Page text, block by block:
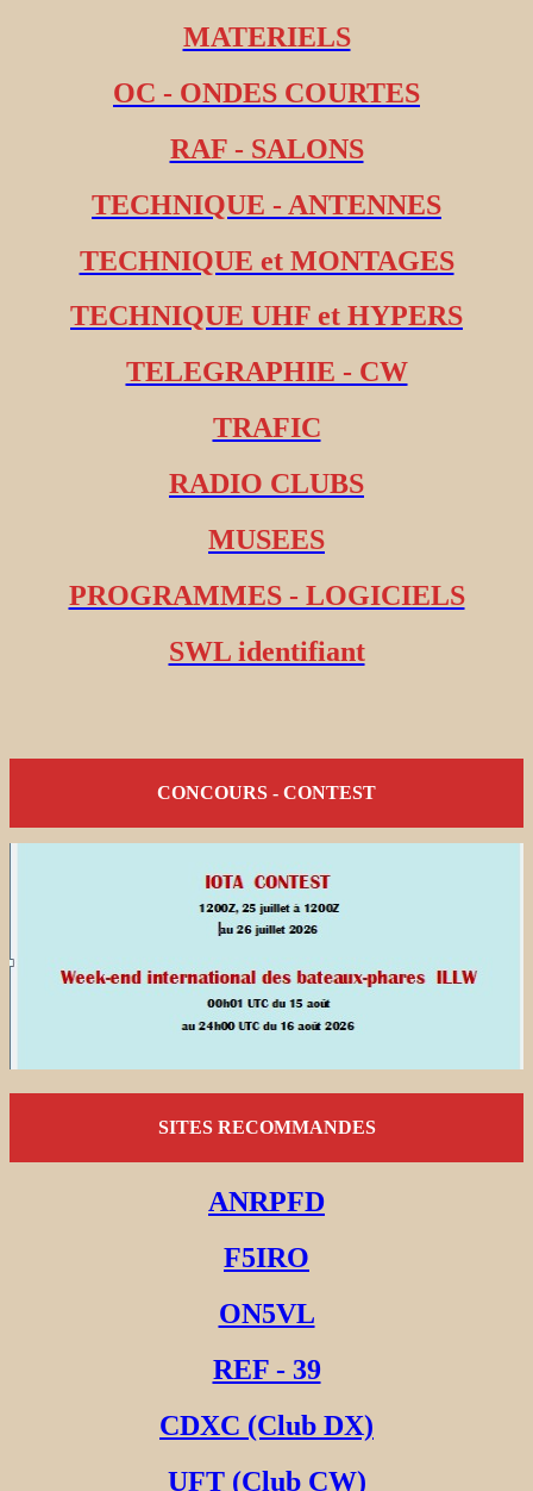
MATERIELS
OC - ONDES COURTES
RAF - SALONS
TECHNIQUE - ANTENNES
TECHNIQUE et MONTAGES
TECHNIQUE UHF et HYPERS
TELEGRAPHIE - CW
TRAFIC
RADIO CLUBS
MUSEES
PROGRAMMES - LOGICIELS
SWL identifiant
CONCOURS - CONTEST
SITES RECOMMANDES
ANRPFD
F5IRO
ON5VL
REF - 39
CDXC (Club DX)
UFT (Club CW)